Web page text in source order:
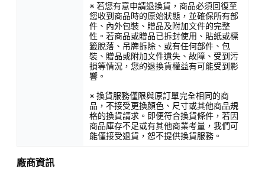
※ 若您有意申請退換貨，商品必須回復至
您收到商品時的原始狀態，並確保所有部
件、內外包裝、贈品及附加文件的完整
性。若商品或贈品已拆封使用、貼紙或標
籤脫落、吊牌拆除、或有任何部件、包
裝、贈品或附加文件遺失、故障、受到污
損等情況，您的退換貨權益有可能受到影
響。
※ 換貨服務僅限與原訂單完全相同的商
品，不接受更換顏色、尺寸或其他商品規
格的換貨請求。即便符合換貨條件，若因
商品庫存不足或有其他商業考量，我們可
能僅接受退貨，恕不提供換貨服務。
廠商資訊